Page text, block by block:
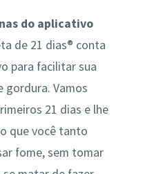
do aplicativo
de 21 dias® conta
para facilitar sua
gordura. Vamos
21 dias e lhe
que você tanto
fome, sem tomar